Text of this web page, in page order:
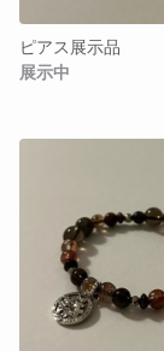
ピアス展示品
展示中